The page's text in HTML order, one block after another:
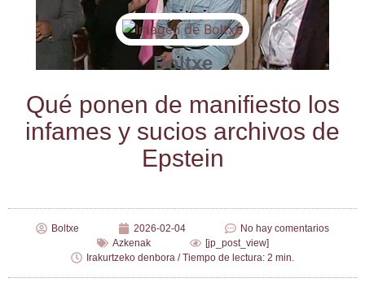
Boltxe
Qué ponen de mani­fies­to los
infa­mes y sucios archi­vos de
Epstein
Boltxe 2026-02-04
No hay comentarios
Azkenak
[jp_post_view]
Irakurtzeko denbora / Tiempo de lectura: 2 min.